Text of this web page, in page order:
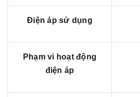
Điện áp sử dụng
Phạm vi hoạt động
điện áp